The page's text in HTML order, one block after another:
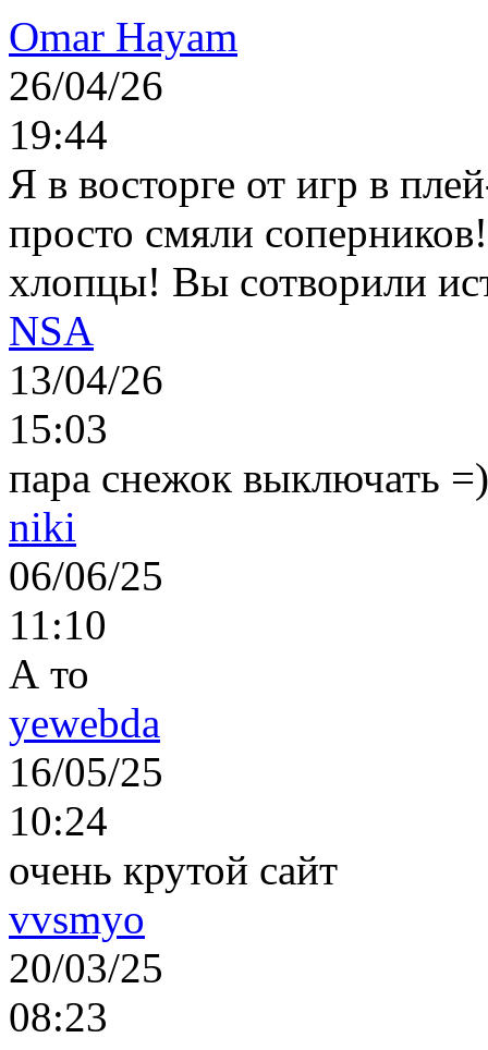
Omar Hayam
26/04/26
19:44
Я в восторге от игр в
просто смяли
хлопцы! Вы сотворили
NSA
13/04/26
15:03
пара снежок выключать
niki
06/06/25
11:10
А то
yewebda
16/05/25
10:24
очень крутой сайт
vvsmyo
20/03/25
08:23